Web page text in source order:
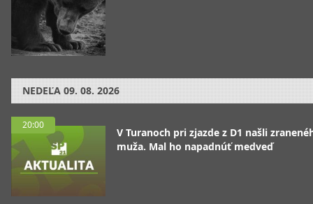
NEDEĽA 09. 08. 2026
20:00
V Turanoch pri zjazde z D1 našli
muža. Mal ho napadnúť medveď